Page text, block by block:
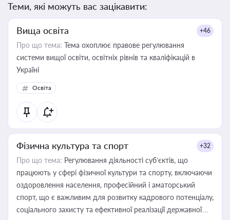
Теми, які можуть вас зацікавити:
Вища освіта +46
Про що тема: Тема охоплює правове регулювання
системи вищої освіти, освітніх рівнів та кваліфікацій в
Україні
Освіта
Фізична культура та спорт +32
Про що тема: Регулювання діяльності суб’єктів, що
працюють у сфері фізичної культури та спорту, включаючи
оздоровлення населення, професійний і аматорський
спорт, що є важливим для розвитку кадрового потенціалу,
соціального захисту та ефективної реалізації державної